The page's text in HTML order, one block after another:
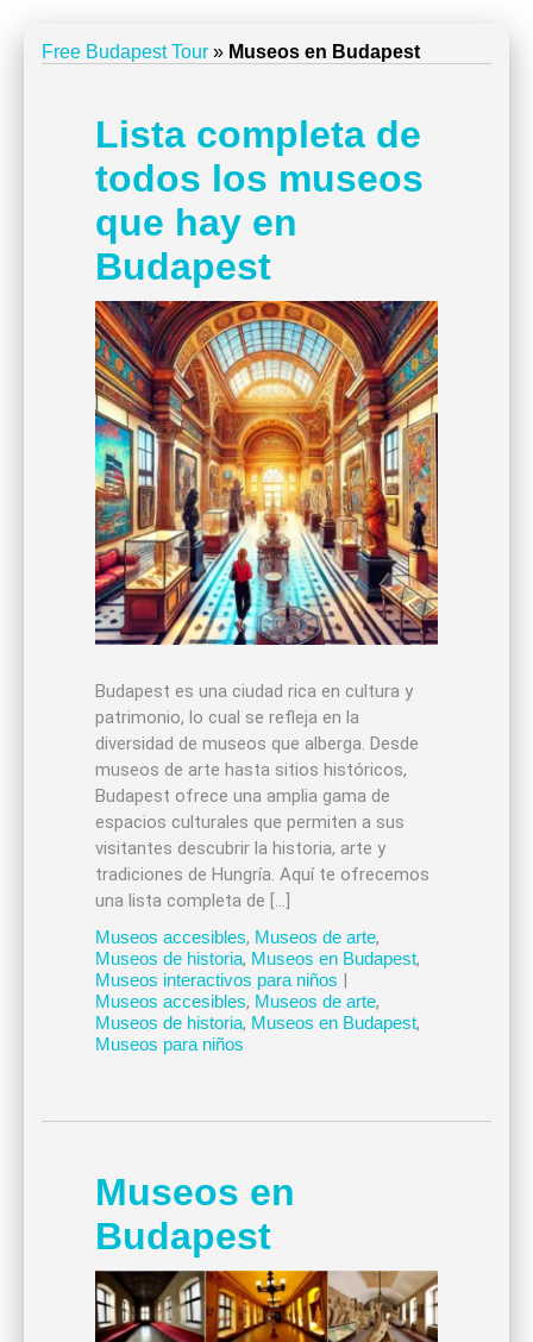
Free Budapest Tour » Museos en Budapest
Lista completa de
todos los museos
que hay en
Budapest
Budapest es una ciudad rica en cultura y
patrimonio, lo cual se refleja en la
diversidad de museos que alberga. Desde
museos de arte hasta sitios históricos,
Budapest ofrece una amplia gama de
espacios culturales que permiten a sus
visitantes descubrir la historia, arte y
tradiciones de Hungría. Aquí te ofrecemos
una lista completa de […]
Museos accesibles, Museos de arte,
Museos de historia, Museos en Budapest,
Museos interactivos para niños |
Museos accesibles, Museos de arte,
Museos de historia, Museos en Budapest,
Museos para niños
Museos en
Budapest